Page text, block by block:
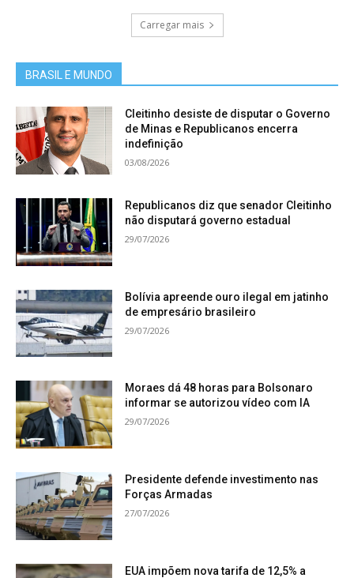
Carregar mais
BRASIL E MUNDO
Cleitinho desiste de disputar o Governo
de Minas e Republicanos encerra
indefinição
03/08/2026
Republicanos diz que senador Cleitinho
não disputará governo estadual
29/07/2026
Bolívia apreende ouro ilegal em jatinho
de empresário brasileiro
29/07/2026
Moraes dá 48 horas para Bolsonaro
informar se autorizou vídeo com IA
29/07/2026
Presidente defende investimento nas
Forças Armadas
27/07/2026
EUA impõem nova tarifa de 12,5% a